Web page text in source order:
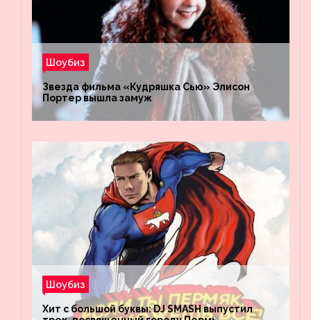
Шоубиз
Звезда фильма «Кудряшка Сью» Элисон
Портер вышла замуж
Шоубиз
Хит с большой буквы: DJ SMASH выпустил